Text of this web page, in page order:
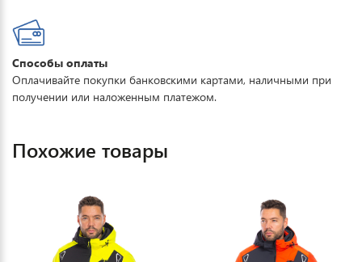
Способы оплаты
Оплачивайте покупки банковскими картами, наличными при
получении или наложенным платежом.
Похожие товары